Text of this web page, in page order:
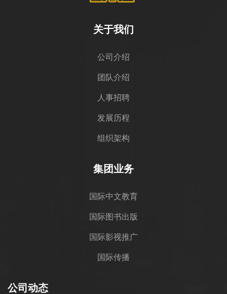
关于我们
公司介绍
团队介绍
人事招聘
发展历程
组织架构
集团业务
国际中文教育
国际图书出版
国际影视推广
国际传播
公司动态